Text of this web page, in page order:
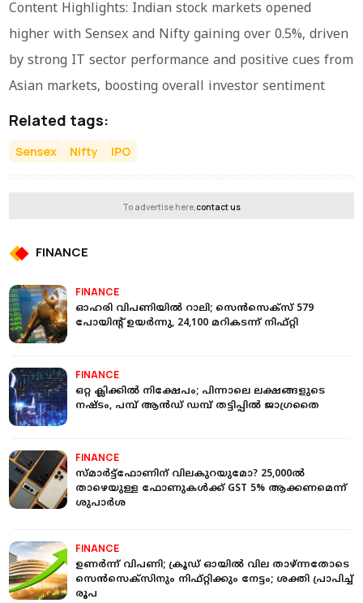
Content Highlights: Indian stock markets opened
higher with Sensex and Nifty gaining over 0.5%, driven
by strong IT sector performance and positive cues from
Asian markets, boosting overall investor sentiment
Related tags:
Sensex Nifty IPO
To advertise here,contact us
FINANCE
FINANCE
ഓഹരി വിപണിയിൽ റാലി; സെൻസെക്‌സ് 579
പോയിന്റ് ഉയർന്നു, 24,100 മറികടന്ന് നിഫ്റ്റി
FINANCE
ഒറ്റ ക്ലിക്കിൽ നിക്ഷേപം; പിന്നാലെ ലക്ഷങ്ങളുടെ
നഷ്ടം, പമ്പ് ആൻഡ് ഡമ്പ് തട്ടിപ്പിൽ ജാഗ്രതൈ
FINANCE
സ്മാര്‍ട്ട്‌ഫോണിന് വിലകുറയുമോ? 25,000ല്‍
താഴെയുള്ള ഫോണുകള്‍ക്ക് GST 5% ആക്കണമെന്ന്
ശുപാര്‍ശ
FINANCE
ഉണര്‍ന്ന് വിപണി; ക്രൂഡ് ഓയില്‍ വില താഴ്ന്നതോടെ
സെന്‍സെക്‌സിനും നിഫ്റ്റിക്കും നേട്ടം; ശക്തി പ്രാപിച്ച്
രൂപ